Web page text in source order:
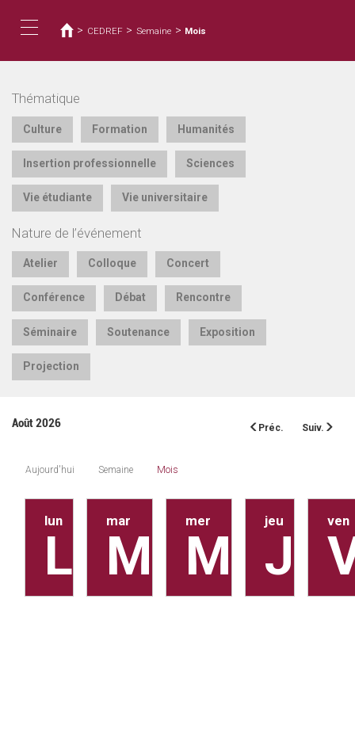
contenu
navigation
êtes
ici
> CEDREF > Semaine > Mois
Thématique
Culture Formation Humanités
Insertion professionnelle Sciences
Vie étudiante Vie universitaire
Nature de l’événement
Atelier Colloque Concert
Conférence Débat Rencontre
Séminaire Soutenance Exposition
Projection
Préc. Suiv.
Août 2026
Aujourd'hui Semaine Mois
lun mar mer jeu ven